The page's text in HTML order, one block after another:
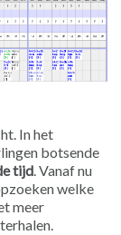
In het
botsende
tijd. Vanaf nu
welke
meer